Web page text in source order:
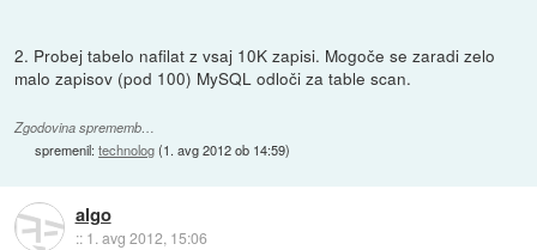
2. Probej tabelo nafilat z vsaj 10K zapisi. Mogoče se zaradi zelo
malo zapisov (pod 100) MySQL odloči za table scan.
Zgodovina sprememb…
spremenil:technolog(1. avg 2012 ob 14:59)
algo
:: 1. avg 2012, 15:06